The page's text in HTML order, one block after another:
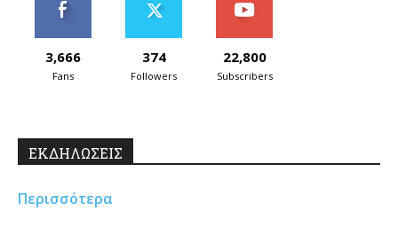
3,666
Fans
374
Followers
22,800
Subscribers
ΕΚΔΗΛΩΣΕΙΣ
Περισσότερα